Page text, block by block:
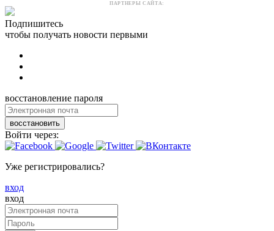
ПАРТНЕРЫ САЙТА:
Подпишитесь
чтобы получать новости первыми
восстановление пароля
восстановить
Войти через:
Уже регистрировались?
вход
вход